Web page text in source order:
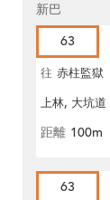
新巴
63
往 赤柱監獄
上林, 大坑道
距離 100m
63